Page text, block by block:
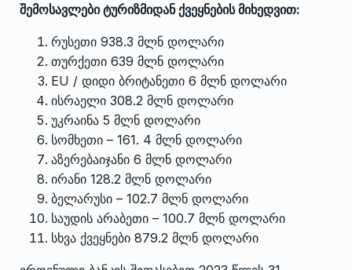
შემოსავლები ტურიზმიდან ქვეყნების მიხედვით:
რუსეთი 938.3 მლნ დოლარი
თურქეთი 639 მლნ დოლარი
EU / დიდი ბრიტანეთი 6 მლნ დოლარი
ისრაელი 308.2 მლნ დოლარი
უკრაინა 5 მლნ დოლარი
სომხეთი – 161. 4 მლნ დოლარი
აზერებაიჯანი 6 მლნ დოლარი
ირანი 128.2 მლნ დოლარი
ბელარუსი – 102.7 მლნ დოლარი
საუდის არაბეთი – 100.7 მლნ დოლარი
სხვა ქვეყნები 879.2 მლნ დოლარი